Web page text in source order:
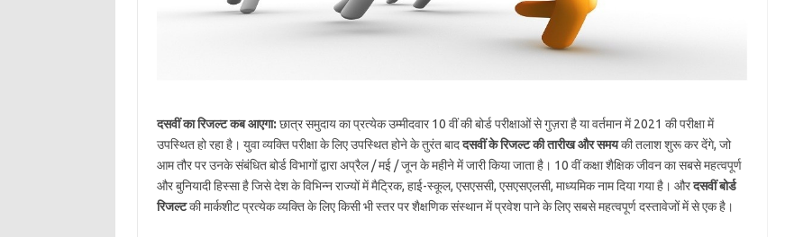
दसवीं का रिजल्ट कब आएगा: छात्र समुदाय का प्रत्येक उम्मीदवार 10 वीं की बोर्ड परीक्षाओं से गुज़रा है या वर्तमान में 2021 की परीक्षा में
उपस्थित हो रहा है। युवा व्यक्ति परीक्षा के लिए उपस्थित होने के तुरंत बाददसवींके रिजल्ट की तारीख और समयकी तलाश शुरू कर देंगे, जो
आम तौर पर उनके संबंधित बोर्ड विभागों द्वारा अप्रैल / मई / जून के महीने में जारी किया जाता है। 10 वीं कक्षा शैक्षिक जीवन का सबसे महत्वपूर्ण
और बुनियादी हिस्सा है जिसे देश के विभिन्न राज्यों में मैट्रिक, हाई-स्कूल, एसएससी, एसएसएलसी, माध्यमिक नाम दिया गया है। औरदसवीं बोर्ड
रिजल्टकी मार्कशीट प्रत्येक व्यक्ति के लिए किसी भी स्तर पर शैक्षणिक संस्थान में प्रवेश पाने के लिए सबसे महत्वपूर्ण दस्तावेजों में से एक है।